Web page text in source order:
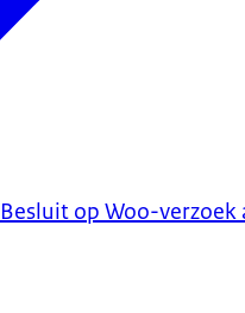
op Woo-